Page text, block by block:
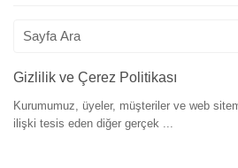
Gizlilik ve Çerez Politikası
Kurumumuz, üyeler, müşteriler ve web
ilişki tesis eden diğer gerçek ...